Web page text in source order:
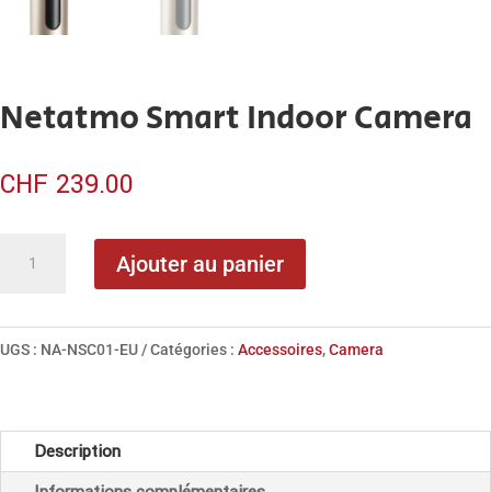
Netatmo Smart Indoor Camera
CHF 239.00
Smart
Ajouter au panier
UGS : NA-NSC01-EU Catégories : Accessoires,Camera
Description